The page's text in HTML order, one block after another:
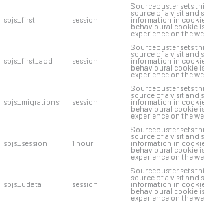
sbjs_first session
Sourcebuster sets
source of a visit and
information in
behavioural cookie
experience on the
sbjs_first_add session
Sourcebuster sets
source of a visit and
information in
behavioural cookie
experience on the
sbjs_migrations session
Sourcebuster sets
source of a visit and
information in
behavioural cookie
experience on the
sbjs_session 1 hour
Sourcebuster sets
source of a visit and
information in
behavioural cookie
experience on the
sbjs_udata session
Sourcebuster sets
source of a visit and
information in
behavioural cookie
experience on the